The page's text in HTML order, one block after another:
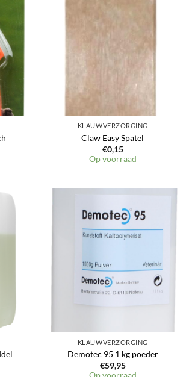
Toevoegen
KLAUWVERZORGING
Claw Easy Spatel
€0,15
Op voorraad
Toevoegen
aan
KLAUWVERZORGING
Demotec 95 1 kg poeder
€59,95
Op voorraad